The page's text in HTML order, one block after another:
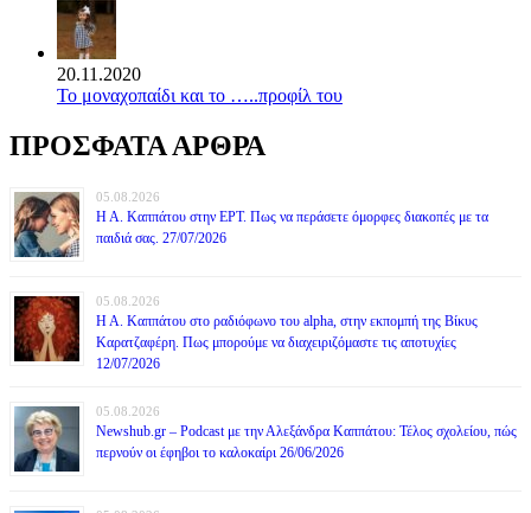
20.11.2020
Το μοναχοπαίδι και το …..προφίλ του
ΠΡΟΣΦΑΤΑ ΑΡΘΡΑ
05.08.2026
Η Α. Καππάτου στην ΕΡΤ. Πως να περάσετε όμορφες διακοπές με τα
παιδιά σας. 27/07/2026
05.08.2026
Η Α. Καππάτου στο ραδιόφωνο του alpha, στην εκπομπή της Βίκυς
Καρατζαφέρη. Πως μπορούμε να διαχειριζόμαστε τις αποτυχίες
12/07/2026
05.08.2026
Newshub.gr – Podcast με την Αλεξάνδρα Καππάτου: Τέλος σχολείου, πώς
περνούν οι έφηβοι το καλοκαίρι 26/06/2026